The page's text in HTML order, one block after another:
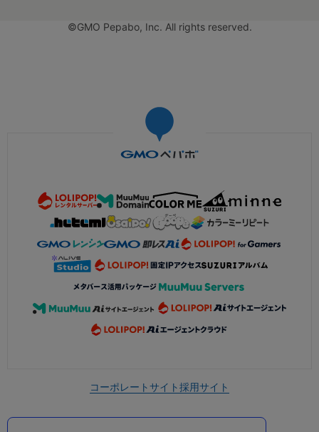
©GMO Pepabo, Inc. All rights reserved.
コーポレートサイト採用サイト